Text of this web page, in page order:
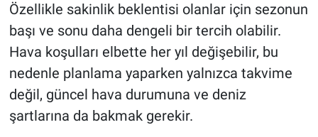
Özellikle sakinlik beklentisi olanlar için sezonun
başı ve sonu daha dengeli bir tercih olabilir.
Hava koşulları elbette her yıl değişebilir, bu
nedenle planlama yaparken yalnızca takvime
değil, güncel hava durumuna ve deniz
şartlarına da bakmak gerekir.